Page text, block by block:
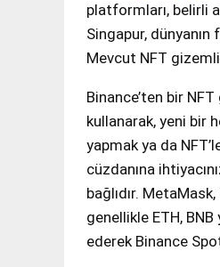
platformları, belirli
Singapur,
Mevcut NFT gizemli
Binance’ten bir
kullanarak, yeni bir
yapmak ya da
cüzdanına
bağlıdır.
genellikle ETH,
ederek Binance